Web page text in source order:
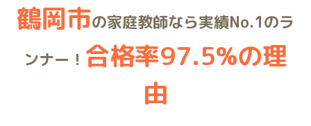
鶴岡市の家庭教師なら実績No.1のラ
ンナー！ 合格率97.5%の理
由